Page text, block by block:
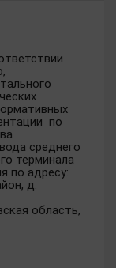
по
среднего
терминала
по адресу:
д.
область,